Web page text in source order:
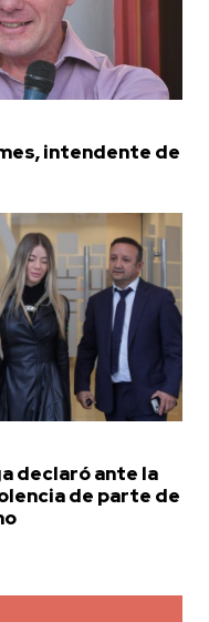
intendente de
declaró ante la
de parte de